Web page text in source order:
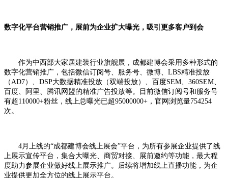
数字化平台营销推广，展前为企业扩大曝光，吸引更多客户到会
作为中西部大家居建装行业旗舰展，成都建博会采用多种形式的
数字化营销推广，包括微信订阅号、服务号、微博、 LBS精准投放
（AD7） 、 DSP大数据精准投放（双端投放） 、 百度SEM、360SEM、
百度、阿里、腾讯网盟的精准广告投放等。
目前微信订阅号和服务号
有超110000+粉丝，线上总曝光已超95000000+，官网浏览量754254
次。
4月上线的“成都建博会线上展会”平台，为所有参展企业提供了线
上展示宣传平台，集合大曝光、商贸对接、展前邀约等功能，最大程
度助力参展企业做好线上展示推广。后续将增加线上直播功能，为企
业提供更加全方位的线上展示平台。